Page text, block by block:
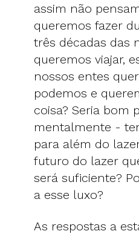
assim não
queremos fazer
três décadas das
queremos viajar,
nossos entes
podemos e
coisa? Seria bom
mentalmente -
para além do
futuro do lazer
será suficiente?
a esse luxo?
As respostas a